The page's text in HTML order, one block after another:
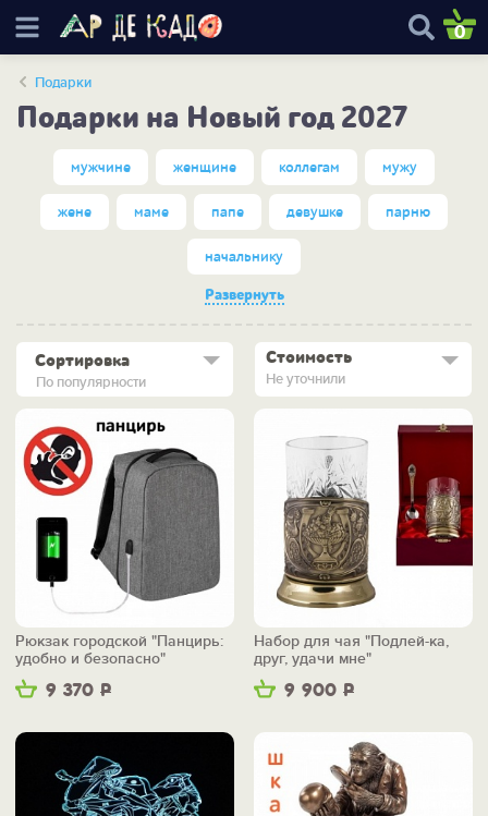
0
Подарки
Подарки на Новый год 2027
мужчине женщине коллегам мужу
жене маме папе девушке парню
начальнику
Развернуть
По популярности
Сортировка Стоимость
Не уточнили
9 370 Р
Рюкзак городской "Панцирь:
удобно и безопасно"
9 900 Р
Набор для чая "Подлей-ка,
друг, удачи мне"